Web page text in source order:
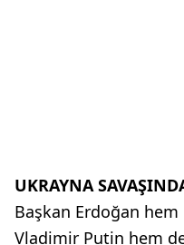
UKRAYNA
Başkan Erdoğan hem
Vladimir Putin hem